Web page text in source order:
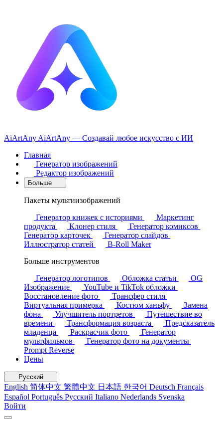
AiArtAny AiArtAny — Создавай любое искусство с ИИ
Главная
Генератор изображений
Редактор изображений
Больше
Пакеты мультиизображений
Генератор книжек с историями
Маркетинг
продукта
Клонер стиля
Генератор комиксов
Генератор карточек
Генератор слайдов
Иллюстратор статей
B-Roll Maker
Больше инструментов
Генератор логотипов
Обложка статьи
OG
Изображение
YouTube и TikTok обложки
Восстановление фото
Трансфер стиля
Виртуальная примерка
Костюм ханьфу
Замена
фона
Улучшитель портретов
Путешествие во
времени
Трансформация возраста
Предсказатель
младенца
Раскрасчик фото
Генератор
мультфильмов
Генератор фото на документы
Prompt Reverse
Цены
Русский
English 简体中文 繁體中文 日本語 한국어 Deutsch Français
Español Português Русский Italiano Nederlands Svenska
Войти